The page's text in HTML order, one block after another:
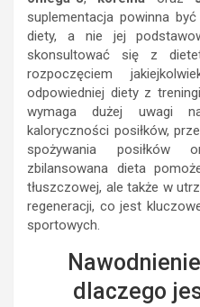
suplementacja powinna
diety, a nie jej
skonsultować się z
rozpoczęciem
odpowiedniej diety z
wymaga dużej uwagi
kaloryczności posiłków,
spożywania posiłków
zbilansowana dieta
tłuszczowej, ale także w
regeneracji, co jest
sportowych.
dlaczego